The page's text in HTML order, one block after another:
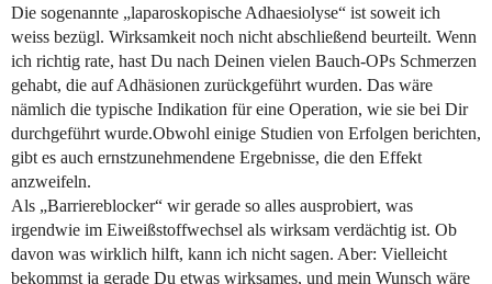
Die sogenannte „laparoskopische Adhaesiolyse“ ist soweit ich
weiss bezügl. Wirksamkeit noch nicht abschließend beurteilt. Wenn
ich richtig rate, hast Du nach Deinen vielen Bauch-OPs Schmerzen
gehabt, die auf Adhäsionen zurückgeführt wurden. Das wäre
nämlich die typische Indikation für eine Operation, wie sie bei Dir
durchgeführt wurde.Obwohl einige Studien von Erfolgen berichten,
gibt es auch ernstzunehmendene Ergebnisse, die den Effekt
anzweifeln.
Als „Barriereblocker“ wir gerade so alles ausprobiert, was
irgendwie im Eiweißstoffwechsel als wirksam verdächtig ist. Ob
davon was wirklich hilft, kann ich nicht sagen. Aber: Vielleicht
bekommst ja gerade Du etwas wirksames, und mein Wunsch wäre